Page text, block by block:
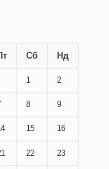
Сб Нд
1 2
8 9
15 16
22 23